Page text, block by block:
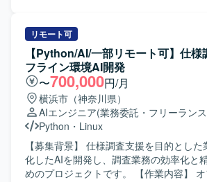
開発を通じて、多様な業務シナリオに対
ウを蓄積できる環境です。 【開発環境】 Pythonを用いたバ
ックエンド開発環境のもと、LangChain
のAIエージェントフレームワークおよび
リを活用した開発を行います。
たレコメンド、ランキング、パーソナラ
クト開発を推進していただきます。開発
や技術選定を行い、関連プロダクトの品
への対応も担っていただきます。特徴量
MLOps、実運用・改善、実験管理・運用
アルタイム推論の性能改善なども行って
【求める人物像】 レコメンド領域におけ
に強い関心を持ち、自らロードマップを
に推進できる方を求めています。ビジネ
ミットしつつ、関係者と協働して高い品
が望ましいです。 【ポジションの魅力】 大規模なサービス
リモート可
【Python/AI/一部リモート可】仕
フライン環境AI開発
〜700,000円/月
横浜市（神奈川県）
AIエンジニア(業務委託・フリーラン
Python ・ Linux
【募集背景】 仕様調査支援を目的とし
化したAIを開発し、調査業務の効率化と
めのプロジェクトです。 【作業内容】 オフライン環境で利